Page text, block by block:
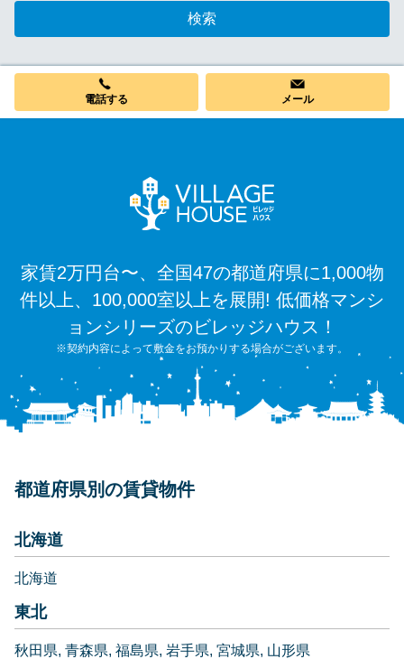
検索
電話する メール
家賃2万円台〜、全国47の都道府県に1,000物
件以上、100,000室以上を展開! 低価格マンシ
ョンシリーズのビレッジハウス！
※契約内容によって敷金をお預かりする場合がございます。
都道府県別の賃貸物件
北海道
北海道
東北
秋田県 青森県 福島県 岩手県 宮城県 山形県